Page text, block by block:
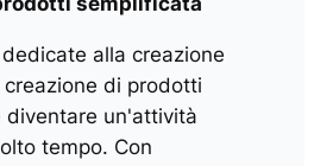
alla creazione
di prodotti
diventare un'attività
tempo. Con